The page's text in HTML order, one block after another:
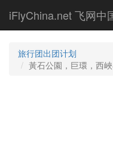
main
iFlyChina.net 飞网中
旅行团出团计划
黃石公園，巨環，西